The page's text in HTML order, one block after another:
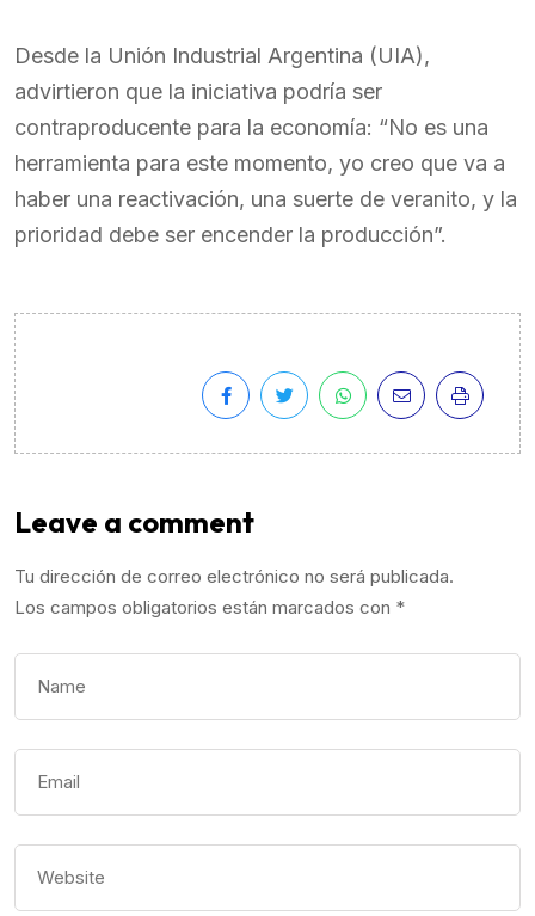
Desde la Unión Industrial Argentina (UIA),
advirtieron que la iniciativa podría ser
contraproducente para la economía: “No es una
herramienta para este momento, yo creo que va a
haber una reactivación, una suerte de veranito, y la
prioridad debe ser encender la producción”.
Leave a comment
Tu dirección de correo electrónico no será publicada.
Los campos obligatorios están marcados con *